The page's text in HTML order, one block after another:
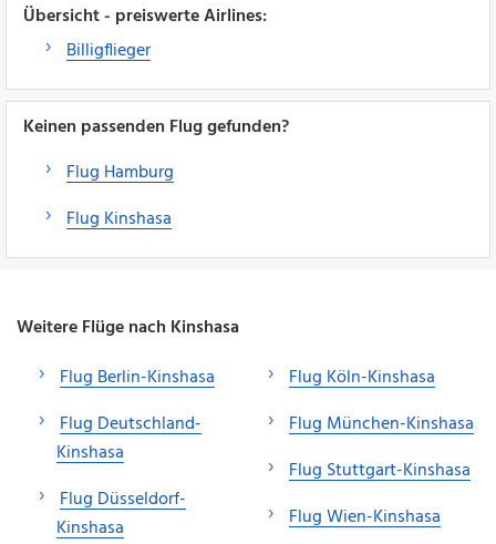
Übersicht - preiswerte Airlines:
Billigflieger
Keinen passenden Flug gefunden?
Flug Hamburg
Flug Kinshasa
Weitere Flüge nach Kinshasa
Flug Berlin-Kinshasa
Flug Deutschland-
Kinshasa
Flug Düsseldorf-
Kinshasa
Flug Köln-Kinshasa
Flug München-Kinshasa
Flug Stuttgart-Kinshasa
Flug Wien-Kinshasa